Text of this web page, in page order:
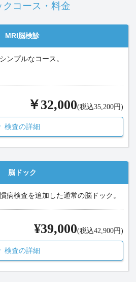
クコース・料金
MRI脳検診
ンプルなコース。
￥32,000(税込35,200円)
検査の詳細
脳ドック
病検査を追加した通常の脳ドック。
¥39,000(税込42,900円)
検査の詳細